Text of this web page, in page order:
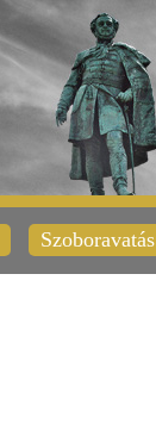
Szoboravatás